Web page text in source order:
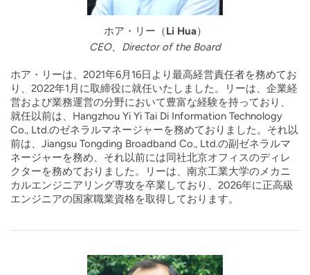
ホア・リー（Li Hua）
CEO、Director of the Board
ホア・リーは、2021年6月16日より最高経営責任者を務めてお
り、2022年1月に取締役に就任いたしました。リーは、企業経
営および業務運営の分野において豊富な経験を持っており、
就任以前は、Hangzhou Yi Yi Tai Di Information Technology
Co., Ltd.のゼネラルマネージャーを務めておりました。それ以
前は、Jiangsu Tongding Broadband Co., Ltd.の副ゼネラルマ
ネージャーを務め、それ以前には同社北京オフィスのディレ
クターを務めておりました。リーは、南京工業大学のメカニ
カルエンジニアリング専攻を卒業しており、2026年に正高級
エンジニアの国家職業資格を取得しております。